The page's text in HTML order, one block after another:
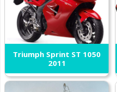
Triumph Sprint ST 1050
2011